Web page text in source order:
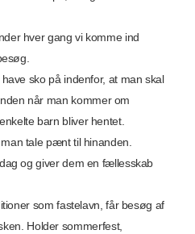
hver gang vi komme ind
sko på indenfor, at man skal
når man kommer om
barn bliver hentet.
tale pænt til hinanden.
og giver dem en fællesskab
som fastelavn, får besøg af
Holder sommerfest,